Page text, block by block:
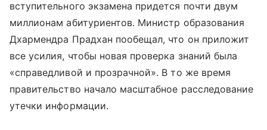
вступительного экзамена придется почти двум
миллионам абитуриентов. Министр образования
Дхармендра Прадхан пообещал, что он приложит
все усилия, чтобы новая проверка знаний была
«справедливой и прозрачной». В то же время
правительство начало масштабное расследование
утечки информации.